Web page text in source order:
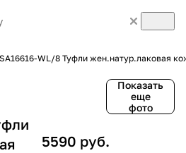
SA16616-WL/8 Туфли жен.натур.лаковая
Показать
еще
фото
5590 руб.